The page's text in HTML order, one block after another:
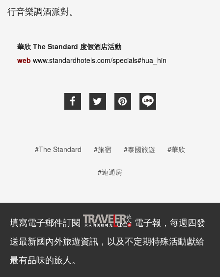
行音樂調酒派對。
華欣 The Standard 度假酒店活動
web www.standardhotels.com/specials#hua_hin
#The Standard #旅宿 #泰國旅遊 #華欣
#連通房
填寫電子郵件訂閱
電子報，每週四發
送最新國內外旅遊資訊，以及不定期特殊活動獻給
最有品味的旅人。